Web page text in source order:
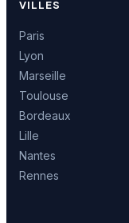
VILLES
Paris
Lyon
Marseille
Toulouse
Bordeaux
Lille
Nantes
Rennes